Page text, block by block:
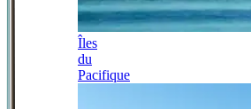
Îles
du
Pacifique